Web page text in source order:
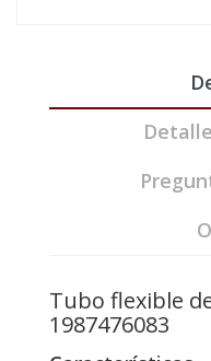
Tubo flexible
1987476083